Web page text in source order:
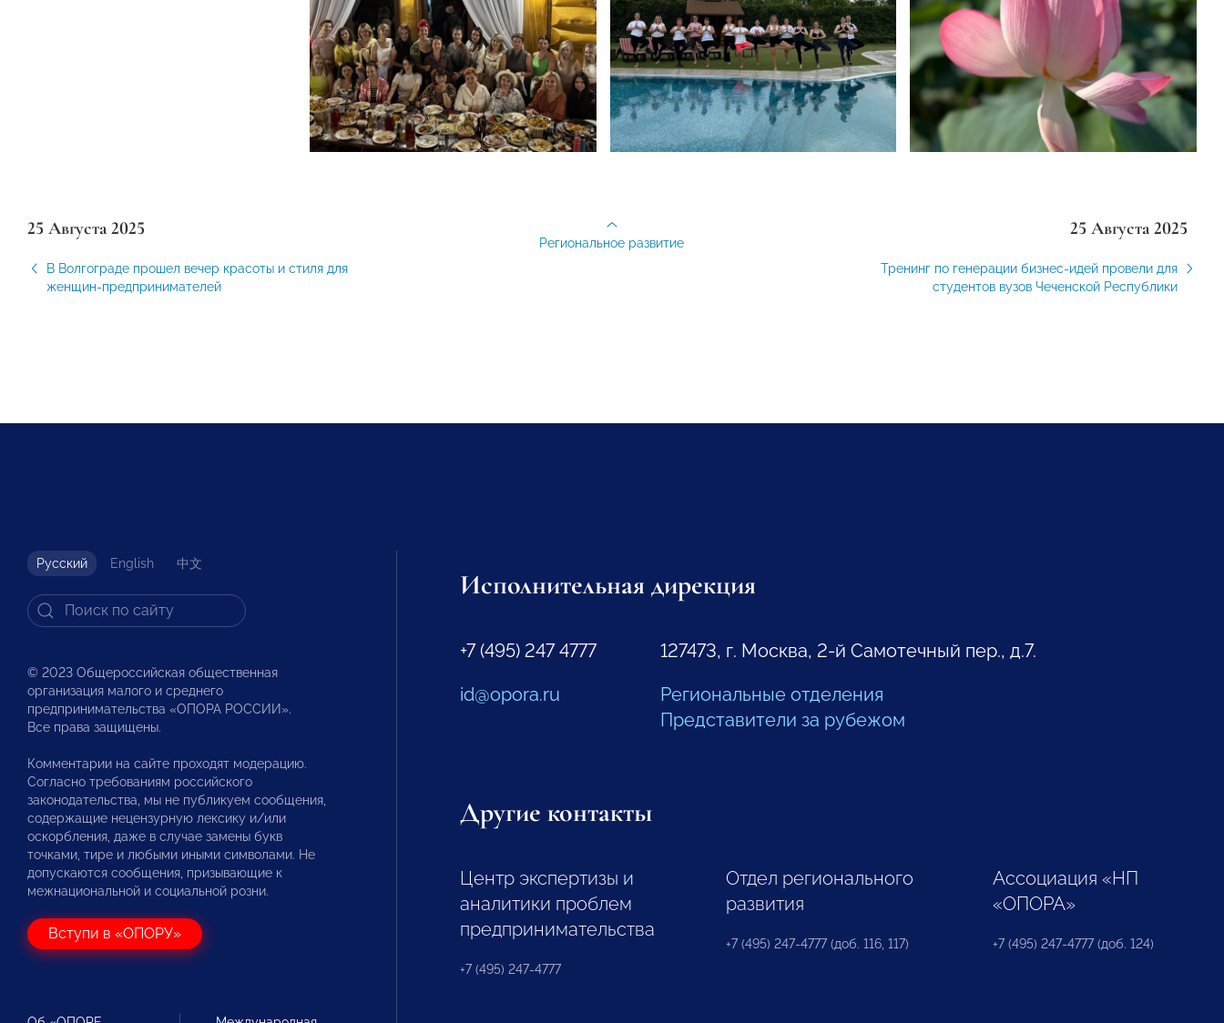
25 Августа 2025
В Волгограде прошел вечер красоты и стиля для
женщин-предпринимателей
25 Августа 2025
Тренинг по генерации бизнес-идей провели для
студентов вузов Чеченской Республики
Региональное развитие
Русский English 中文
© 2023 Общероссийская общественная
организация малого и среднего
предпринимательства «ОПОРА РОССИИ».
Все права защищены.
Комментарии на сайте проходят модерацию.
Согласно требованиям российского
законодательства, мы не публикуем сообщения,
содержащие нецензурную лексику и/или
оскорбления, даже в случае замены букв
точками, тире и любыми иными символами. Не
допускаются сообщения, призывающие к
межнациональной и социальной розни.
Вступи в «ОПОРУ»
Исполнительная дирекция
+7 (495) 247 4777
id@opora.ru
127473, г. Москва, 2-й Самотечный пер., д.7.
Региональные отделения
Представители за рубежом
Другие контакты
Центр экспертизы и
аналитики проблем
предпринимательства
+7 (495) 247-4777
Отдел регионального
развития
+7 (495) 247-4777 (доб. 116, 117)
Ассоциация «НП
«ОПОРА»
+7 (495) 247-4777 (доб. 124)